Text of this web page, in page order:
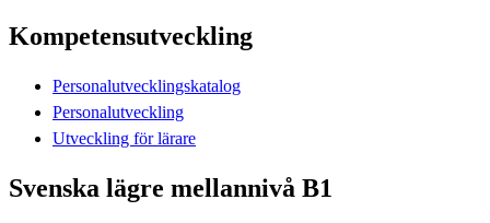
Kompetensutveckling
Personalutvecklingskatalog
Personalutveckling
Utveckling för lärare
Svenska lägre mellannivå B1